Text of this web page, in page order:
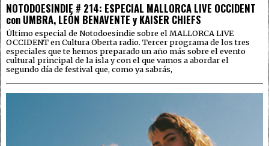
NOTODOESINDIE # 214: ESPECIAL MALLORCA LIVE OCCIDENT
con UMBRA, LEÓN BENAVENTE y KAISER CHIEFS
Último especial de Notodoesindie sobre el MALLORCA LIVE
OCCIDENT en Cultura Oberta radio. Tercer programa de los tres
especiales que te hemos preparado un año más sobre el evento
cultural principal de la isla y con el que vamos a abordar el
segundo día de festival que, como ya sabrás,